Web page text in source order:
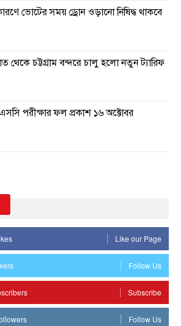
ভোটের সময় ড্রোন ওড়ানো নিষিদ্ধ থাকবে
থেকে চট্টগ্রাম বন্দরে চালু হলো নতুন ট্যারিফ
পরীক্ষার ফল প্রকাশ ১৬ অক্টোবর
Like our Page
Follow Us
Subscribe
Follow Us